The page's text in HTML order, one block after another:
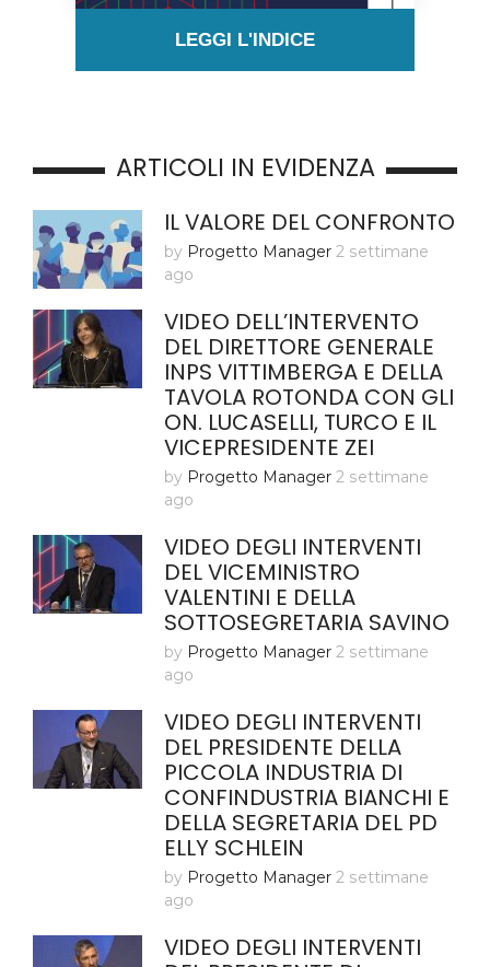
LEGGI L'INDICE
ARTICOLI IN EVIDENZA
IL VALORE DEL CONFRONTO
by Progetto Manager 2 settimane
ago
VIDEO DELL’INTERVENTO
DEL DIRETTORE GENERALE
INPS VITTIMBERGA E DELLA
TAVOLA ROTONDA CON GLI
ON. LUCASELLI, TURCO E IL
VICEPRESIDENTE ZEI
by Progetto Manager 2 settimane
ago
VIDEO DEGLI INTERVENTI
DEL VICEMINISTRO
VALENTINI E DELLA
SOTTOSEGRETARIA SAVINO
by Progetto Manager 2 settimane
ago
VIDEO DEGLI INTERVENTI
DEL PRESIDENTE DELLA
PICCOLA INDUSTRIA DI
CONFINDUSTRIA BIANCHI E
DELLA SEGRETARIA DEL PD
ELLY SCHLEIN
by Progetto Manager 2 settimane
ago
VIDEO DEGLI INTERVENTI